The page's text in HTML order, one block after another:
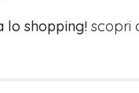
lo shopping!scopri